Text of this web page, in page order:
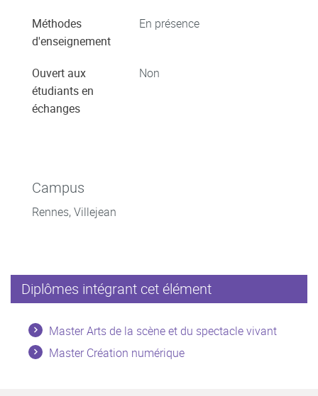
Méthodes
d'enseignement
En présence
Ouvert aux
étudiants en
échanges
Non
Campus
Rennes, Villejean
Diplômes intégrant cet élément
Master Arts de la scène et du spectacle vivant
Master Création numérique